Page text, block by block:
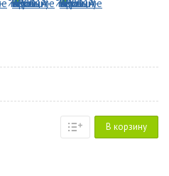
В корзину